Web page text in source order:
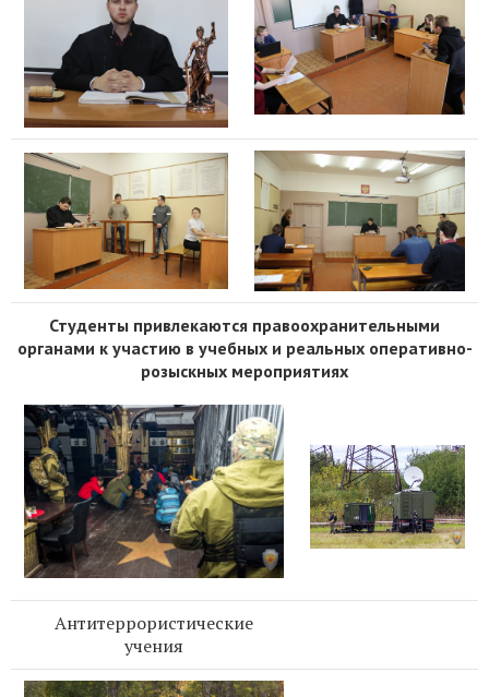
Студенты привлекаются правоохранительными
органами к участию в учебных и реальных оперативно-
розыскных мероприятиях
Антитеррористические
учения